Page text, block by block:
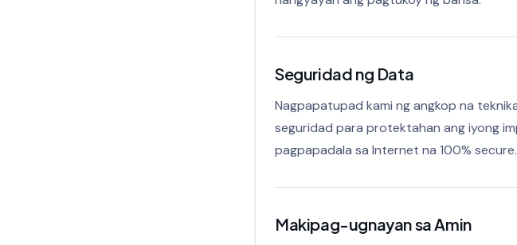
Seguridad ng Data
Nagpapatupad kami ng angkop na
seguridad para protektahan ang iyong
pagpapadala sa Internet na 100% secure.
Makipag-ugnayan sa Amin